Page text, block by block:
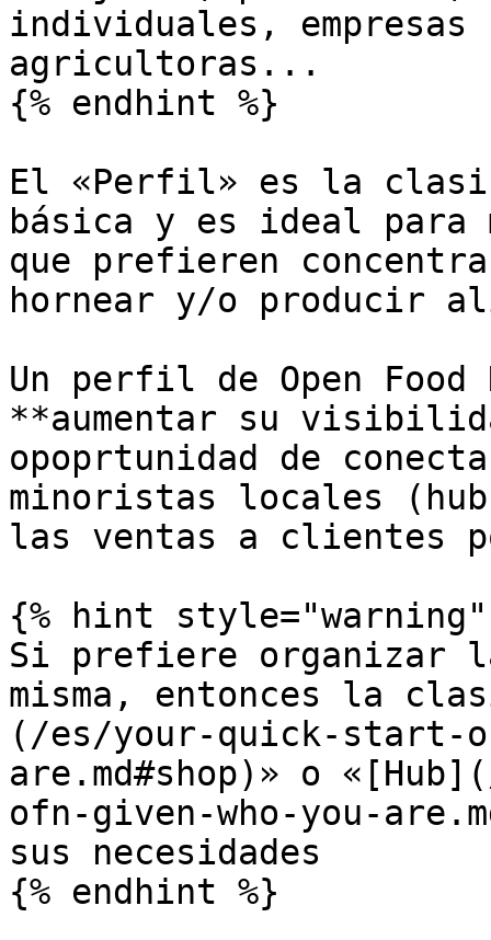
individuales, empresas
agricultoras...
{% endhint %}
El «Perfil» es la
básica y es ideal para
que prefieren
hornear y/o producir
Un perfil de Open
**aumentar su
opoprtunidad de
minoristas locales
las ventas a clientes
{% hint style="warning"
Si prefiere organizar
misma, entonces la
(/es/your-quick-start-
are.md#shop)» o
ofn-given-who-you-
sus necesidades
{% endhint %}